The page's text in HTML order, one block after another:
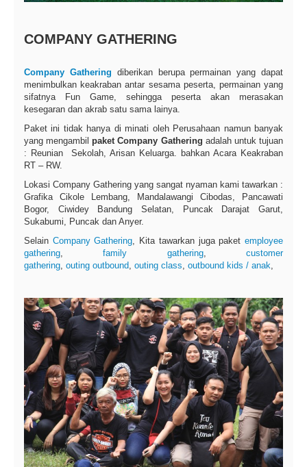
COMPANY GATHERING
Company Gathering diberikan berupa permainan yang dapat
menimbulkan keakraban antar sesama peserta, permainan yang
sifatnya Fun Game, sehingga peserta akan merasakan
kesegaran dan akrab satu sama lainya.
Paket ini tidak hanya di minati oleh Perusahaan namun banyak
yang mengambilpaket Company Gathering adalah untuk tujuan
: Reunian Sekolah, Arisan Keluarga. bahkan Acara Keakraban
RT – RW.
Lokasi Company Gathering yang sangat nyaman kami tawarkan :
Grafika Cikole Lembang, Mandalawangi Cibodas, Pancawati
Bogor, Ciwidey Bandung Selatan, Puncak Darajat Garut,
Sukabumi, Puncak dan Anyer.
Selain Company Gathering, Kita tawarkan juga paketemployee
gathering,family gathering,customer
gathering, outing outbound, outing class, outbound kids / anak,